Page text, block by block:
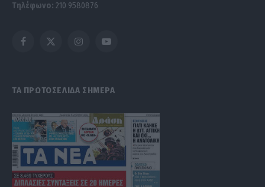
Τηλέφωνο: 210 9580876
Facebook
X
InstagramYouTube
ΤΑ ΠΡΩΤΟΣΕΛΙΔΑ ΣΗΜΕΡΑ